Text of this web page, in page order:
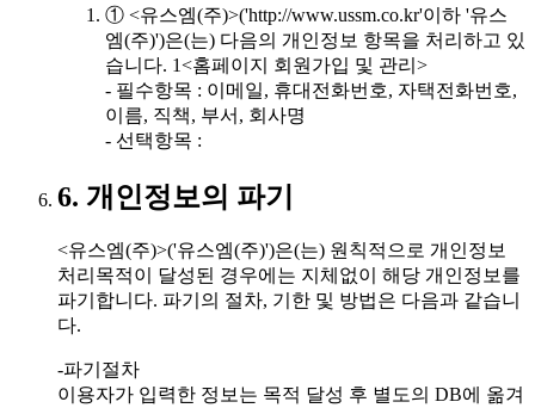
① <유스엠(주)>('http://www.ussm.co.kr'이하 '유스
엠(주)')은(는) 다음의 개인정보 항목을 처리하고 있
습니다. 1<홈페이지 회원가입 및 관리>
- 필수항목 : 이메일, 휴대전화번호, 자택전화번호,
이름, 직책, 부서, 회사명
- 선택항목 :
6. 개인정보의 파기
<유스엠(주)>('유스엠(주)')은(는) 원칙적으로 개인정보
처리목적이 달성된 경우에는 지체없이 해당 개인정보를
파기합니다. 파기의 절차, 기한 및 방법은 다음과 같습니
다.
-파기절차
이용자가 입력한 정보는 목적 달성 후 별도의 DB에 옮겨